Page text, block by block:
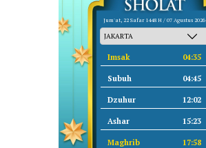
Jum'at, 22 Safar 1448 H / 07 Agustus 2026
Imsak 04:35
Subuh 04:45
Dzuhur 12:02
Ashar 15:23
Maghrib 17:58